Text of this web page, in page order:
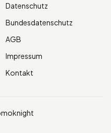
Datenschutz
Bundesdatenschutz
AGB
Impressum
Kontakt